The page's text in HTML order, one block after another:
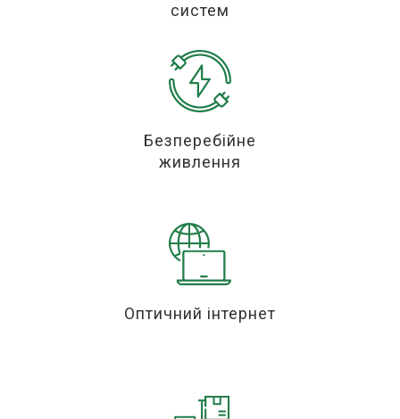
систем
Безперебійне
живлення
Оптичний інтернет